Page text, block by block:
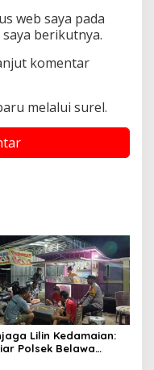
web saya pada
berikutnya.
komentar
melalui surel.
Lilin Kedamaian:
Polsek Belawa